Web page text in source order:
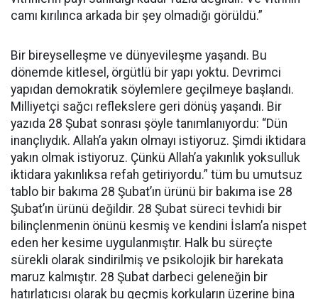
camı kırılınca arkada bir şey olmadığı görüldü.”
Bir bireyselleşme ve dünyevileşme yaşandı. Bu
dönemde kitlesel, örgütlü bir yapı yoktu. Devrimci
yapıdan demokratik söylemlere geçilmeye başlandı.
Milliyetçi sağcı reflekslere geri dönüş yaşandı. Bir
yazıda 28 Şubat sonrası şöyle tanımlanıyordu: “Dün
inançlıydık. Allah’a yakın olmayı istiyoruz. Şimdi iktidara
yakın olmak istiyoruz. Çünkü Allah’a yakınlık yoksulluk
iktidara yakınlıksa refah getiriyordu.” tüm bu umutsuz
tablo bir bakıma 28 Şubat’ın ürünü bir bakıma ise 28
Şubat’ın ürünü değildir. 28 Şubat süreci tevhidi bir
bilinçlenmenin önünü kesmiş ve kendini İslam’a nispet
eden her kesime uygulanmıştır. Halk bu süreçte
sürekli olarak sindirilmiş ve psikolojik bir harekata
maruz kalmıştır. 28 Şubat darbeci geleneğin bir
hatırlatıcısı olarak bu geçmiş korkuların üzerine bina